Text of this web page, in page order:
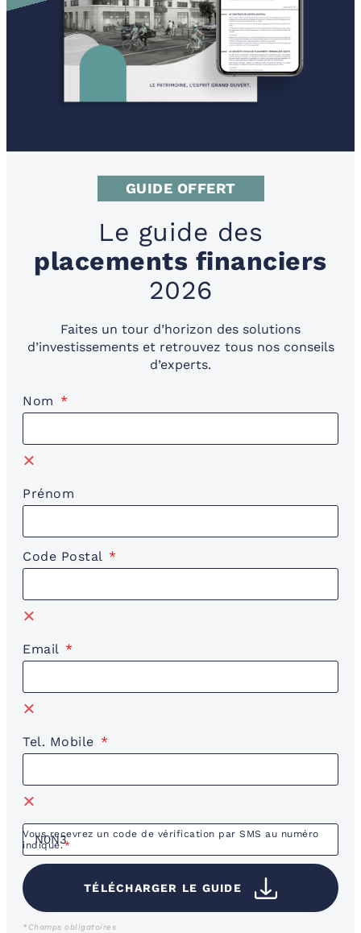
GUIDE OFFERT
Le guide des
placements financiers
2026
Faites un tour d’horizon des solutions
d’investissements et retrouvez tous nos conseils
d’experts.
Nom
Prénom
Code Postal
Email
Tel. Mobile
Vous recevrez un code de vérification par SMS au numéro
indiqué.
TÉLÉCHARGER LE GUIDE
*Champs obligatoires